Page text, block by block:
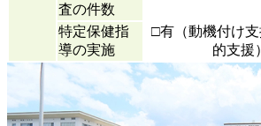
査の件数
特定保健指
導の実施
□有（動機付け
的支